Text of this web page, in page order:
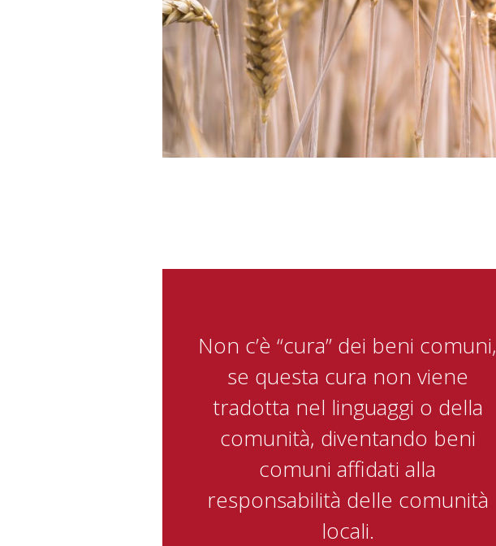
Non c’è “cura” dei beni comuni,
se questa cura non viene
tradotta nel linguaggi o della
comunità, diventando beni
comuni affidati alla
responsabilità delle comunità
locali.